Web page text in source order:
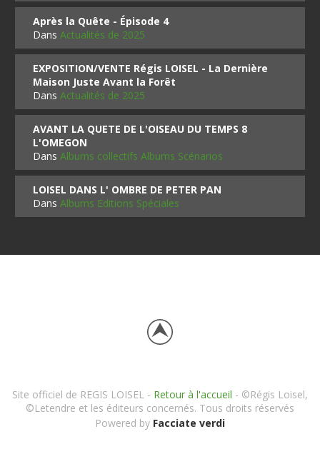
Après la Quête - Épisode 4
DansActualités de 2025
EXPOSITION/VENTE Régis LOISEL - La Dernière
Maison Juste Avant la Forêt
DansActualités de 2025
AVANT LA QUETE DE L'OISEAU DU TEMPS 8
L'OMEGON
DansAlbums collectifs Albums Scénarios
LOISEL DANS L' OMBRE DE PETER PAN
DansAlbums Editions Spéciales
Site officiel de REGIS LOISEL - Retour à l'accueil - ©Régis Loisel,
©Letendre et les éditeurs concernés. Tous droits réservés
Powered by Facciate verdi